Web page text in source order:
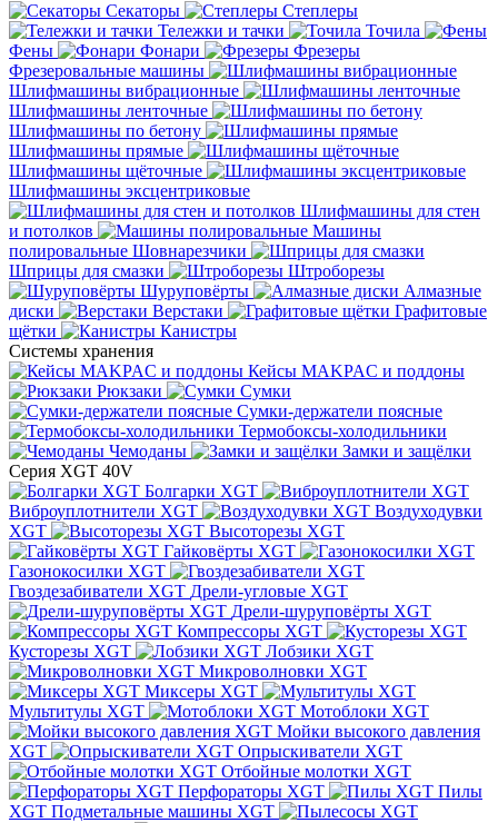
Секаторы
Степлеры
Тележки и тачки
Точила
Фены
Фонари
Фрезеры
Фрезеровальные машины
Шлифмашины вибрационные
Шлифмашины ленточные
Шлифмашины по бетону
Шлифмашины прямые
Шлифмашины щёточные
Шлифмашины эксцентриковые
Шлифмашины для стен
и потолков
Машины
полировальные Шовнарезчики
Шприцы для смазки
Штроборезы
Шуруповёрты
Алмазные
диски
Верстаки
Графитовые
щётки
Канистры
Системы хранения
Кейсы MAKPAC и поддоны
Рюкзаки
Сумки
Сумки-держатели поясные
Термобоксы-холодильники
Чемоданы
Замки и защёлки
Серия XGT 40V
Болгарки XGT
Виброуплотнители XGT
Воздуходувки
XGT
Высоторезы XGT
Гайковёрты XGT
Газонокосилки XGT
Гвоздезабиватели XGT Дрели-угловые XGT
Дрели-шуруповёрты XGT
Компрессоры XGT
Кусторезы XGT
Лобзики XGT
Микроволновки XGT
Миксеры XGT
Мультитулы XGT
Мотоблоки XGT
Мойки высокого давления
XGT
Опрыскиватели XGT
Отбойные молотки XGT
Перфораторы XGT
Пилы
XGT Подметальные машины XGT